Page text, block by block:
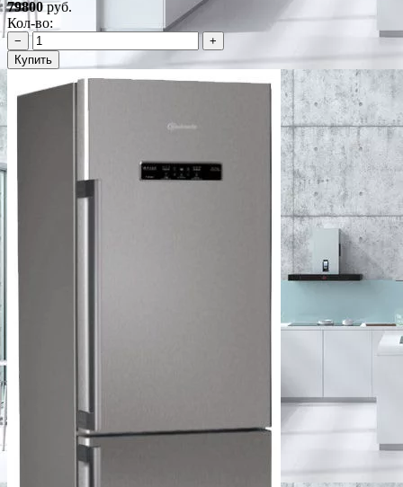
79800руб.
Кол-во:
−
+
Купить